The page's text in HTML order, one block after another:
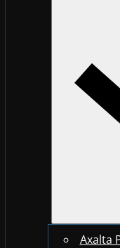
Axalta